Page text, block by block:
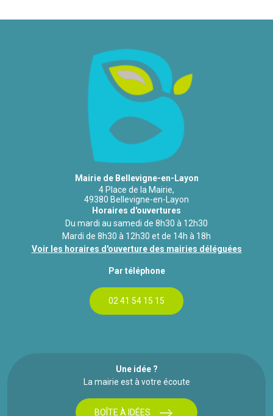
Mairie de Bellevigne-en-Layon
4 Place de la Mairie,
49380 Bellevigne-en-Layon
Horaires d'ouvertures
Du mardi au samedi de 8h30 à 12h30
Mardi de 8h30 à 12h30 et de 14h à 18h
Voir les horaires d'ouverture des mairies déléguées
Par téléphone
02 41 54 15 15
Une idée ?
La mairie est à votre écoute
BOÎTE À IDÉES